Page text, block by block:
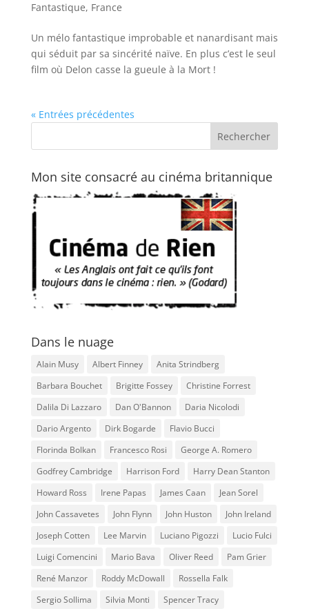
Fantastique, France
Un mélo fantastique improbable et nanardisant mais
qui séduit par sa sincérité naïve. En plus c’est le seul
film où Delon casse la gueule à la Mort !
« Entrées précédentes
Mon site consacré au cinéma britannique
Dans le nuage
Alain Musy Albert Finney
Anita Strindberg
Barbara Bouchet
Brigitte Fossey
Christine Forrest
Dalila Di Lazzaro
Dan O'Bannon
Daria Nicolodi
Dario Argento
Dirk Bogarde
Flavio Bucci
Florinda Bolkan
Francesco Rosi
George A. Romero
Godfrey Cambridge
Harrison Ford
Harry Dean Stanton
Howard Ross
Irene Papas James Caan
Jean Sorel
John Cassavetes
John Flynn John Huston
John Ireland
Joseph Cotten
Lee Marvin Luciano Pigozzi
Lucio Fulci
Luigi Comencini
Mario Bava Oliver Reed
Pam Grier
René Manzor
Roddy McDowall
Rossella Falk
Sergio Sollima
Silvia Monti Spencer Tracy